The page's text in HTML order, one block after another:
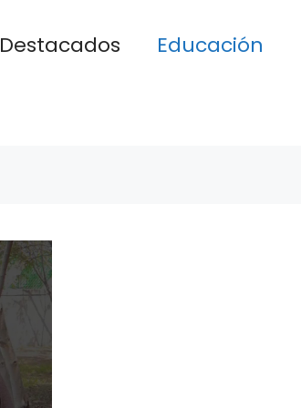
Destacados Educación